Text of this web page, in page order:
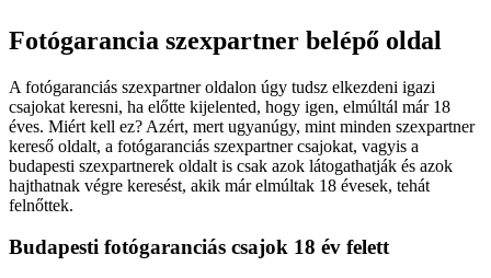
Fotógarancia szexpartner belépő oldal
A fotógaranciás szexpartner oldalon úgy tudsz elkezdeni igazi
csajokat keresni, ha előtte kijelented, hogy igen, elmúltál már 18
éves. Miért kell ez? Azért, mert ugyanúgy, mint minden szexpartner
kereső oldalt, a fotógaranciás szexpartner csajokat, vagyis a
budapesti szexpartnerek oldalt is csak azok látogathatják és azok
hajthatnak végre keresést, akik már elmúltak 18 évesek, tehát
felnőttek.
Budapesti fotógaranciás csajok 18 év felett